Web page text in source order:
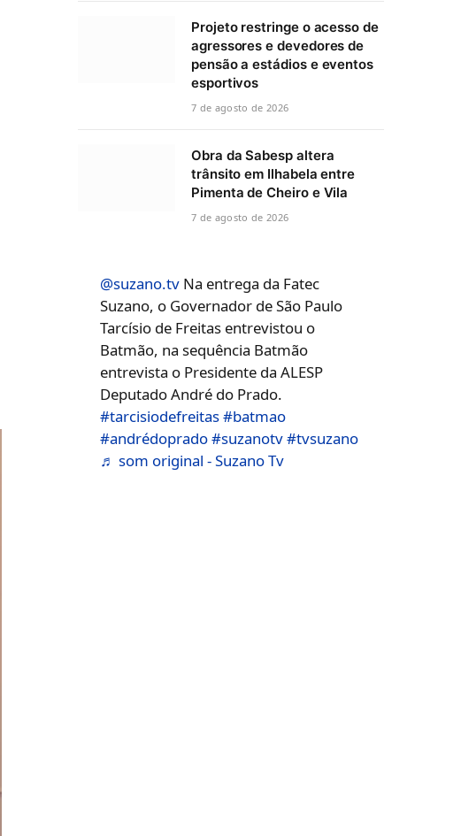
Projeto restringe o acesso de
agressores e devedores de
pensão a estádios e eventos
esportivos
7 de agosto de 2026
Obra da Sabesp altera
trânsito em Ilhabela entre
Pimenta de Cheiro e Vila
7 de agosto de 2026
@suzano.tv Na entrega da Fatec
Suzano, o Governador de São Paulo
Tarcísio de Freitas entrevistou o
Batmão, na sequência Batmão
entrevista o Presidente da ALESP
Deputado André do Prado.
#tarcisiodefreitas#batmao
#andrédoprado#suzanotv#tvsuzano
♬ som original - Suzano Tv